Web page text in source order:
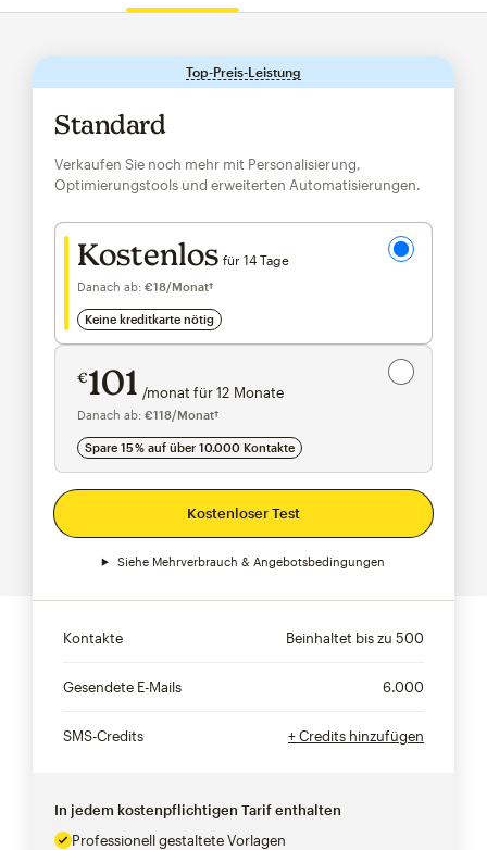
Top-Preis-Leistung
Standard
Verkaufen Sie noch mehr mit Personalisierung,
Optimierungstools und erweiterten Automatisierungen.
Gratis testen
Kostenlos für 14 Tage
Danach ab: €18/Monat†
keine kreditkarte nötig
Spare 15 %
€101 /monat für 12 Monate
€101pro Monat für 12 Monate
Danach ab: €118/Monat†
Spare 15 % auf über 10.000 Kontakte
Kostenloser Test
Siehe Mehrverbrauch & Angebotsbedingungen
Kontakte Beinhaltet bis zu 500
Gesendete E-Mails 6.000
SMS-Credits + Credits hinzufügen
In jedem kostenpflichtigen Tarif enthalten
Professionell gestaltete Vorlagen